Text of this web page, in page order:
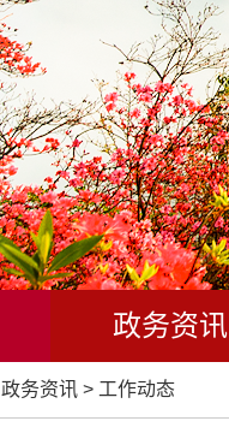
政务资讯
政务资讯 > 工作动态